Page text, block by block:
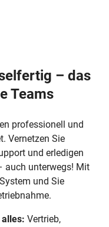
– das
Teams
professionell und
Vernetzen Sie
und erledigen
auch unterwegs! Mit
und Sie
Vertrieb,